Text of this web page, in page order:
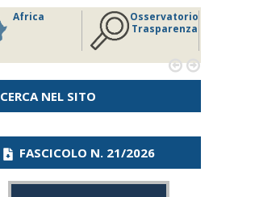
Africa
Osservatorio
Trasparenza
 
CERCA NEL SITO
FASCICOLO N. 21/2026